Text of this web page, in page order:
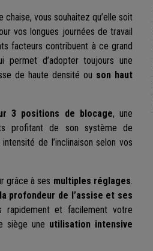
vous souhaitez qu’elle soit
vos longues journées de travail
facteurs contribuent à ce grand
permet d’adopter toujours une
de haute densité ou son haut
3 positions de blocage, une
profitant de son système de
de l’inclinaison selon vos
grâce à ses multiples réglages.
profondeur de l’assise et ses
rapidement et facilement votre
siège une utilisation intensive